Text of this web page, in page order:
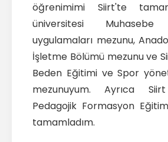
öğrenimimi Siirt'te
üniversitesi
uygulamaları mezunu,
İşletme Bölümü mezunu ve
Beden Eğitimi ve Spor
mezunuyum. Ayrıca
Pedagojik Formasyon
tamamladım.